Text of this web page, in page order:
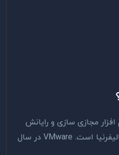
مجازی سازی و رایانش
ابری مستقر در پالو آلتو، کالیفرنیا است. VMware در سال